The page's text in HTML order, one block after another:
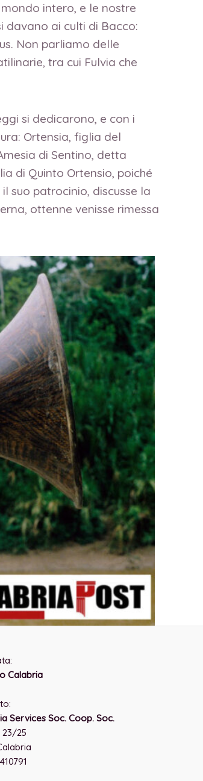
intero, e le nostre
davano ai culti di Bacco:
Non parliamo delle
tra cui Fulvia che
si dedicarono, e con i
Ortensia, figlia del
di Sentino, detta
di Quinto Ortensio, poiché
suo patrocinio, discusse la
ottenne venisse rimessa
Calabria
Services Soc. Coop. Soc.
23/25